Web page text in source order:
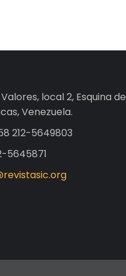
local 2, Esquina de
Venezuela.
212-5649803
5645871